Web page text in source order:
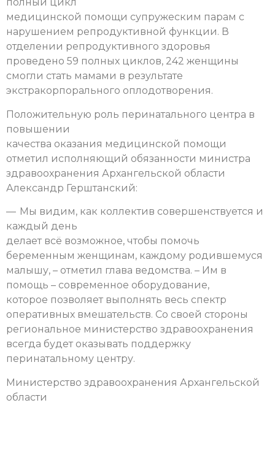
полный цикл
медицинской помощи супружеским парам с
нарушением репродуктивной функции. В
отделении репродуктивного здоровья
проведено 59 полных циклов, 242 женщины
смогли стать мамами в результате
экстракорпорального оплодотворения.
Положительную роль перинатального центра в
повышении
качества оказания медицинской помощи
отметил исполняющий обязанности министра
здравоохранения Архангельской области
Александр Герштанский:
— Мы видим, как коллектив совершенствуется и
каждый день
делает всё возможное, чтобы помочь
беременным женщинам, каждому родившемуся
малышу, – отметил глава ведомства. – Им в
помощь – современное оборудование,
которое позволяет выполнять весь спектр
оперативных вмешательств. Со своей стороны
региональное министерство здравоохранения
всегда будет оказывать поддержку
перинатальному центру.
Министерство здравоохранения Архангельской
области